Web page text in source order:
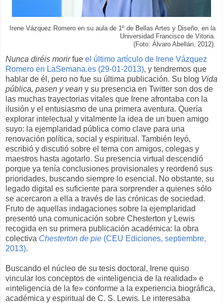
Irene Vázquez Romero en su aula de 1º de Bellas Artes y Diseño, en la
Universidad Francisco de Vitoria.
(Foto: Álvaro Abellán, 2012).
Nunca diréis morirfue el último artículo de Irene Vázquez
Romero en LaSemana.es (29-01-2013), y tendremos que
hablar de él, pero no fue su última publicación. Su blog Vida
pública, pasen y vean y su presencia en Twitter son dos de
las muchas trayectorias vitales que Irene afrontaba con la
ilusión y el entusiasmo de una primera aventura. Quería
explorar intelectual y vitalmente la idea de un buen amigo
suyo: la ejemplaridad pública como clave para una
renovación política, social y espiritual. También leyó,
escribió y discutió sobre el tema con amigos, colegas y
maestros hasta agotarlo. Su presencia virtual descendió
porque ya tenía conclusiones provisionales y reordenó sus
prioridades, buscando siempre lo esencial. No obstante, su
legado digital es suficiente para sorprender a quienes sólo
se acercaron a ella a través de las crónicas de sociedad.
Fruto de aquellas indagaciones sobre la ejemplaridad
presentó una comunicación sobre Chesterton y Lewis
recogida en su primera publicación académica: la obra
colectiva Chesterton de pie (CEU Ediciones, septiembre,
2013).
Buscando el núcleo de su tesis doctoral, Irene quiso
vincular los conceptos de «inteligencia de la realidad» e
«inteligencia de la fe» conforme a la experiencia biográfica,
académica y espiritual de C. S. Lewis. Le interesaba